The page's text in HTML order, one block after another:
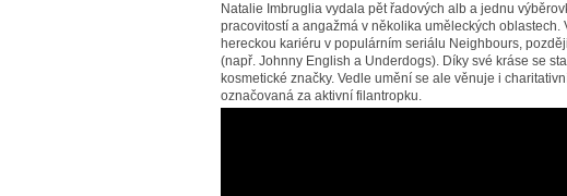
Natalie Imbruglia vydala pět řadových alb a jednu
pracovitostí a angažmá v několika uměleckých oblastech.
hereckou kariéru v populárním seriálu Neighbours,
(např. Johnny English a Underdogs). Díky své kráse se
kosmetické značky. Vedle umění se ale věnuje i
označovaná za aktivní filantropku.